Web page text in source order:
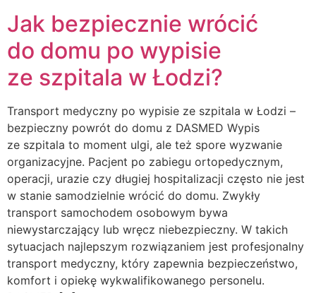
Jak bezpiecznie wrócić
do domu po wypisie
ze szpitala w Łodzi?
Transport medyczny po wypisie ze szpitala w Łodzi –
bezpieczny powrót do domu z DASMED Wypis
ze szpitala to moment ulgi, ale też spore wyzwanie
organizacyjne. Pacjent po zabiegu ortopedycznym,
operacji, urazie czy długiej hospitalizacji często nie jest
w stanie samodzielnie wrócić do domu. Zwykły
transport samochodem osobowym bywa
niewystarczający lub wręcz niebezpieczny. W takich
sytuacjach najlepszym rozwiązaniem jest profesjonalny
transport medyczny, który zapewnia bezpieczeństwo,
komfort i opiekę wykwalifikowanego personelu.